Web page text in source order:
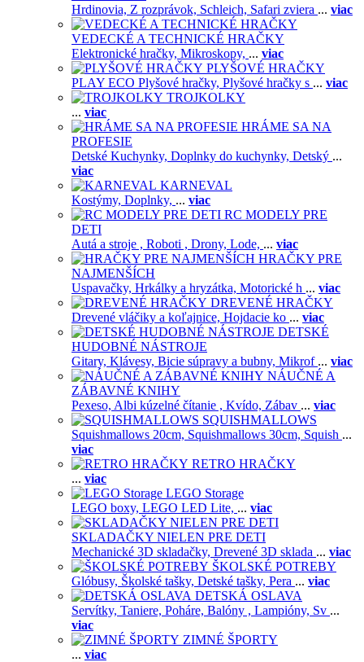
Hrdinovia, Z rozprávok, Schleich, Safari zviera ... viac
VEDECKÉ A TECHNICKÉ HRAČKY
Elektronické hračky, Mikroskopy, ... viac
PLYŠOVÉ HRAČKY
PLAY ECO Plyšové hračky, Plyšové hračky s ... viac
TROJKOLKY
... viac
HRÁME SA NA
PROFESIE
Detské Kuchynky, Doplnky do kuchynky, Detský ...
viac
KARNEVAL
Kostýmy, Doplnky, ... viac
RC MODELY PRE
DETI
Autá a stroje , Roboti , Drony, Lode, ... viac
HRAČKY PRE
NAJMENŠÍCH
Uspavačky, Hrkálky a hryzátka, Motorické h ... viac
DREVENÉ HRAČKY
Drevené vláčiky a koľajnice, Hojdacie ko ... viac
DETSKÉ
HUDOBNÉ NÁSTROJE
Gitary, Klávesy, Bicie súpravy a bubny, Mikrof ... viac
NÁUČNÉ A
ZÁBAVNÉ KNIHY
Pexeso, Albi kúzelné čítanie , Kvído, Zábav ... viac
SQUISHMALLOWS
Squishmallows 20cm, Squishmallows 30cm, Squish ...
viac
RETRO HRAČKY
... viac
LEGO Storage
LEGO boxy, LEGO LED Lite, ... viac
SKLADAČKY NIELEN PRE DETI
Mechanické 3D skladačky, Drevené 3D sklada ... viac
ŠKOLSKÉ POTREBY
Glóbusy, Školské tašky, Detské tašky, Pera ... viac
DETSKÁ OSLAVA
Servítky, Taniere, Poháre, Balóny , Lampióny, Sv ...
viac
ZIMNÉ ŠPORTY
... viac